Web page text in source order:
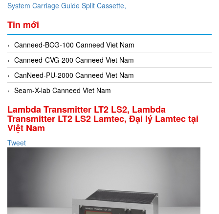
System Carriage Guide Split Cassette,
Tin mới
Canneed-BCG-100 Canneed Viet Nam
Canneed-CVG-200 Canneed Viet Nam
CanNeed-PU-2000 Canneed Viet Nam
Seam-X-lab Canneed Viet Nam
Lambda Transmitter LT2 LS2, Lambda
Transmitter LT2 LS2 Lamtec, Đại lý Lamtec tại
Việt Nam
Tweet